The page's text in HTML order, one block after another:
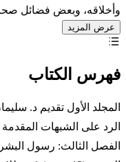
وأخلاقه، وبعض فضائل
عرض المزيد
فهرس الكتاب
المجلد الأول تقديم د.